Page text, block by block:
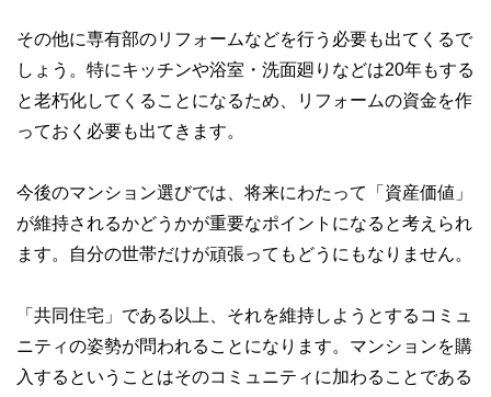
その他に専有部のリフォームなどを行う必要も出てくるで
しょう。特にキッチンや浴室・洗面廻りなどは20年もする
と老朽化してくることになるため、リフォームの資金を作
っておく必要も出てきます。
今後のマンション選びでは、将来にわたって「資産価値」
が維持されるかどうかが重要なポイントになると考えられ
ます。自分の世帯だけが頑張ってもどうにもなりません。
「共同住宅」である以上、それを維持しようとするコミュ
ニティの姿勢が問われることになります。マンションを購
入するということはそのコミュニティに加わることである